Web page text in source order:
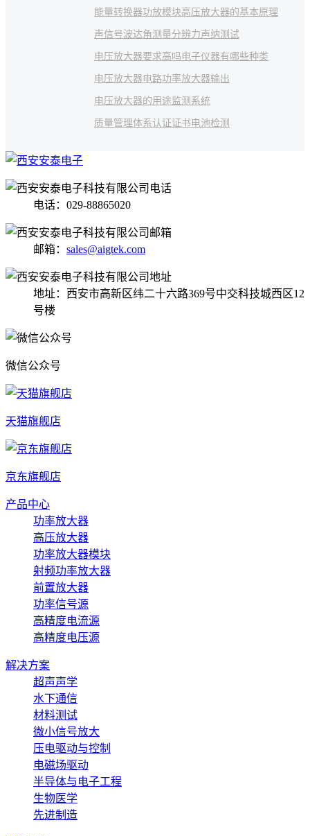
能量转换器功放模块高压放大器的基本原理
声信号波达角测量分辨力声纳测试
电压放大器要求高吗 电子仪器有哪些种类
电压放大器电路功率放大器输出
电压放大器的用途监测系统
质量管理体系认证证书 电池检测
电话：029-88865020
邮箱： sales@aigtek.com
地址：西安市高新区纬二十六路369号中交科技城西区12
号楼
微信公众号
天猫旗舰店
京东旗舰店
产品中心
功率放大器
高压放大器
功率放大器模块
射频功率放大器
前置放大器
功率信号源
高精度电流源
高精度电压源
解决方案
超声声学
水下通信
材料测试
微小信号放大
压电驱动与控制
电磁场驱动
半导体与电子工程
生物医学
先进制造